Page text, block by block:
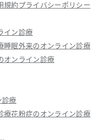
規約プライバシーポリシー
イン診療
睡眠外来のオンライン診療
オンライン診療
診療
療花粉症のオンライン診療